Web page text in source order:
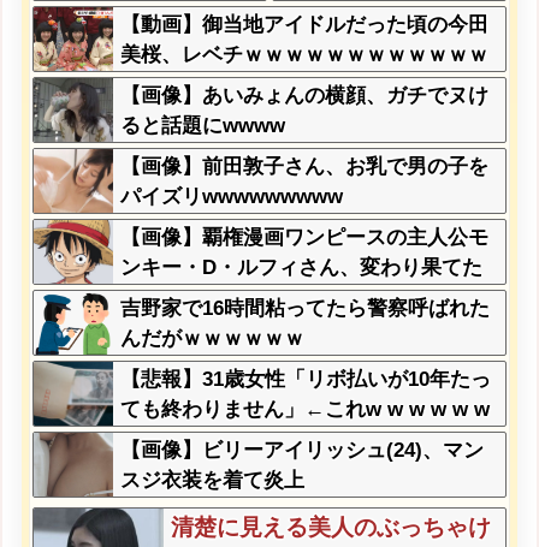
のかよwww
ことが発覚してしまう・・・
【動画】御当地アイドルだった頃の今田
美桜、レベチｗｗｗｗｗｗｗｗｗｗｗｗ
ｗｗｗｗｗｗ
【画像】あいみょんの横顔、ガチでヌけ
ると話題にwwww
【画像】前田敦子さん、お乳で男の子を
パイズリwwwwwwwww
【画像】覇権漫画ワンピースの主人公モ
ンキー・D・ルフィさん、変わり果てた
姿で発見される・・・
吉野家で16時間粘ってたら警察呼ばれた
んだがｗｗｗｗｗｗ
【悲報】31歳女性「リボ払いが10年たっ
ても終わりません」←これw w w w w w
w【画像】ビリーアイリッシュ(24)、マン
スジ衣装を着て炎上
清楚に見える美人のぶっちゃけ